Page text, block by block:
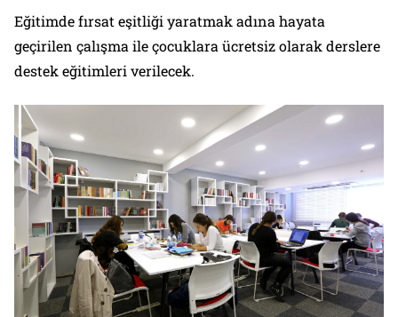
Eğitimde fırsat eşitliği yaratmak adına hayata
geçirilen çalışma ile çocuklara ücretsiz olarak derslere
destek eğitimleri verilecek.